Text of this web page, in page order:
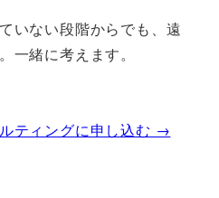
いない段階からでも、遠
一緒に考えます。
ティングに申し込む →